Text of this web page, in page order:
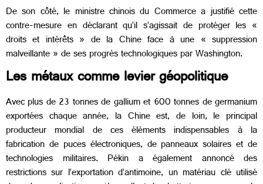
De son côté, le ministre chinois du Commerce a justifié cette
contre-mesure en déclarant qu’il s’agissait de protéger les «
droits et intérêts » de la Chine face à une « suppression
malveillante » de ses progrès technologiques par Washington.
Les métaux comme levier géopolitique
Avec plus de 23 tonnes de gallium et 600 tonnes de germanium
exportées chaque année, la Chine est, de loin, le principal
producteur mondial de ces éléments indispensables à la
fabrication de puces électroniques, de panneaux solaires et de
technologies militaires. Pékin a également annoncé des
restrictions sur l’exportation d’antimoine, un matériau clé utilisé